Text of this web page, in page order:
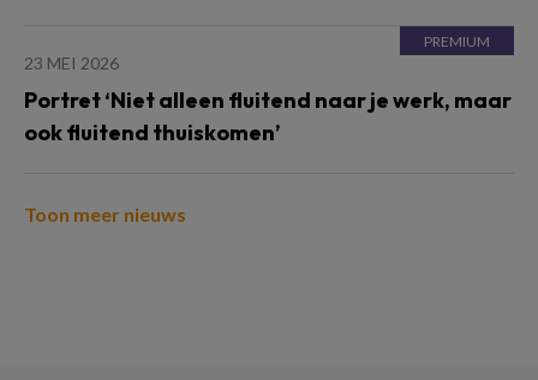
23 MEI 2026
Portret ‘Niet alleen fluitend naar je werk, maar
ook fluitend thuiskomen’
Toon meer nieuws